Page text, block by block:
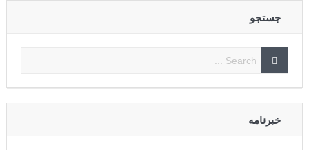
جستجو
خبرنامه